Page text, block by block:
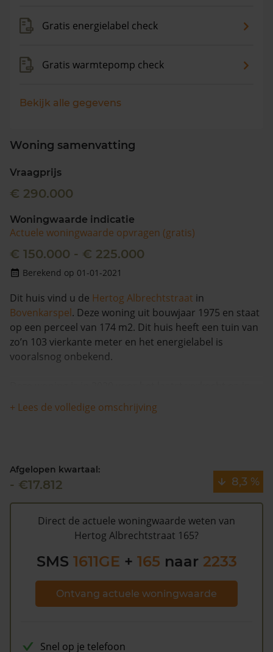
Gratis energielabel check
Gratis warmtepomp check
Bekijk alle gegevens
Woning samenvatting
Vraagprijs
€ 290.000
Woningwaarde indicatie
Actuele woningwaarde opvragen (gratis)
€ 150.000 - € 225.000
Berekend op 01-01-2021
Dit huis vind u de Hertog Albrechtstraat in
Bovenkarspel. Deze woning uit bouwjaar 1975 en staat
op een perceel van 174 m2. Dit huis heeft een tuin van
zo’n 103 vierkante meter en het energielabel is
vooralsnog onbekend.
met meer dan 10% in waarde gestegen in de afgelopen
12 maanden. De woning is sinds 1993 waarschijnlijk
Albrechtstraat 165 is €202.000 (2020). Volgens
Kadasterdata is de kans laag dat deze waarde te hoog
is en dat er bespaard zou kunnen worden op de
gemeentelijke belastingen. Met hetgratis WOZ alarm
bent u elk jaar op de hoogte van uw laatste WOZ
+ Lees de volledige omschrijving
Afgelopen kwartaal:
- €17.812 8,3 %
Direct de actuele woningwaarde weten van
Hertog Albrechtstraat 165?
SMS 1611GE + 165 naar 2233
Ontvang actuele woningwaarde
Snel op je telefoon